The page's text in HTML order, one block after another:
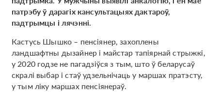
патрэбу ў дарагіх кансультацыях дактароў,
падтрымцы і лячэнні.
Кастусь Шышко – пенсіянер, захоплены
ландшафтны дызайнер і майстар тапіярнай стрыжкі,
у 2020 годзе не пагадзіўся з тым, што ў беларусаў
скралі выбар і стаў удзельнічаць у маршах пратэсту,
у тым ліку маршах пенсіянераў.